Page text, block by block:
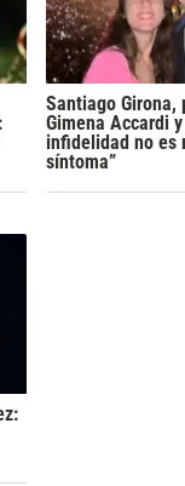
Santiago Girona,
Gimena Accardi
infidelidad no es
síntoma”